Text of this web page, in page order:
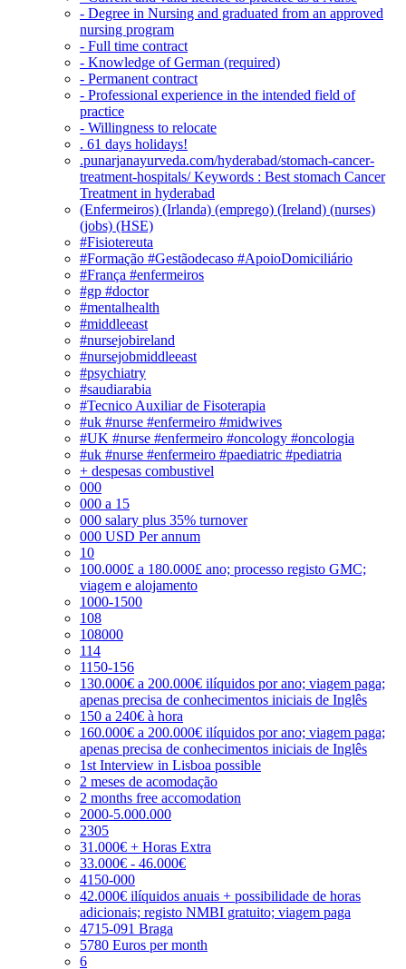
- Degree in Nursing and graduated from an approved
nursing program
- Full time contract
- Knowledge of German (required)
- Permanent contract
- Professional experience in the intended field of
practice
- Willingness to relocate
. 61 days holidays!
.punarjanayurveda.com/hyderabad/stomach-cancer-
treatment-hospitals/ Keywords : Best stomach Cancer
Treatment in hyderabad
(Enfermeiros) (Irlanda) (emprego) (Ireland) (nurses)
(jobs) (HSE)
#Fisiotereuta
#Formação #Gestãodecaso #ApoioDomiciliário
#França #enfermeiros
#gp #doctor
#mentalhealth
#middleeast
#nursejobireland
#nursejobmiddleeast
#psychiatry
#saudiarabia
#Tecnico Auxiliar de Fisoterapia
#uk #nurse #enfermeiro #midwives
#UK #nurse #enfermeiro #oncology #oncologia
#uk #nurse #enfermeiro #paediatric #pediatria
+ despesas combustivel
000
000 a 15
000 salary plus 35% turnover
000 USD Per annum
10
100.000£ a 180.000£ ano; processo registo GMC;
viagem e alojamento
1000-1500
108
108000
114
1150-156
130.000€ a 200.000€ ilíquidos por ano; viagem paga;
apenas precisa de conhecimentos iniciais de Inglês
150 a 240€ à hora
160.000€ a 200.000€ ilíquidos por ano; viagem paga;
apenas precisa de conhecimentos iniciais de Inglês
1st Interview in Lisboa possible
2 meses de acomodação
2 months free accomodation
2000-5.000.000
2305
31.000€ + Horas Extra
33.000€ - 46.000€
4150-000
42.000€ ilíquidos anuais + possibilidade de horas
adicionais; registo NMBI gratuito; viagem paga
4715-091 Braga
5780 Euros per month
6